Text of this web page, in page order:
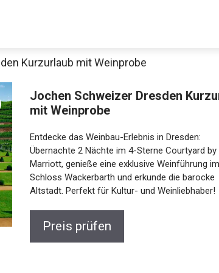
Kurzurlaub mit Weinprobe
Jochen Schweizer Dresden
Kurzurlaub mit Weinprobe
Entdecke das Weinbau-Erlebnis in Dresden:
Übernachte 2 Nächte im 4-Sterne Courtyard by
Marriott, genieße eine exklusive Weinführung im
Schloss Wackerbarth und erkunde die barocke
Altstadt. Perfekt für Kultur- und Weinliebhaber!
Preis prüfen
Jetzt anschauen